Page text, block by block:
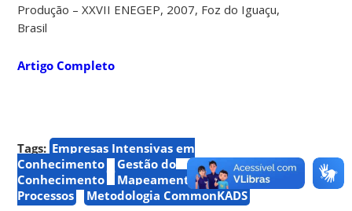
Produção – XXVII ENEGEP, 2007, Foz do Iguaçu,
Brasil
Artigo Completo
Tags: Empresas Intensivas em
Conhecimento
Gestão do
Conhecimento
Mapeamento de
Processos
Metodologia CommonKADS